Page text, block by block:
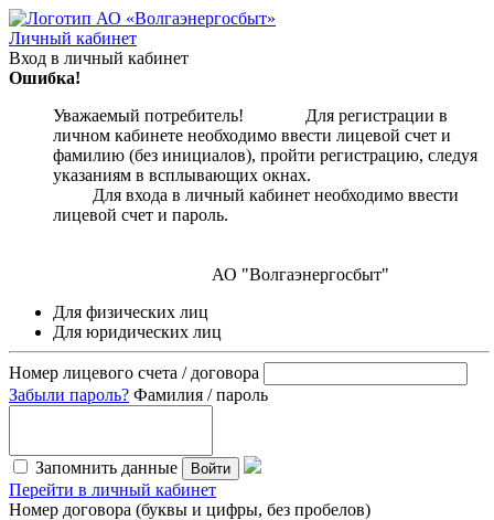
Личный кабинет
Вход в личный кабинет
Ошибка!
Уважаемый потребитель! Для регистрации в
личном кабинете необходимо ввести лицевой счет и
фамилию (без инициалов), пройти регистрацию, следуя
указаниям в всплывающих окнах.
Для входа в личный кабинет необходимо ввести
лицевой счет и пароль.
АО "Волгаэнергосбыт"
Для физических лиц
Для юридических лиц
Номер лицевого счета / договора
Забыли пароль? Фамилия / пароль
Запомнить данные Войти
Перейти в личный кабинет
Номер договора (буквы и цифры, без пробелов)